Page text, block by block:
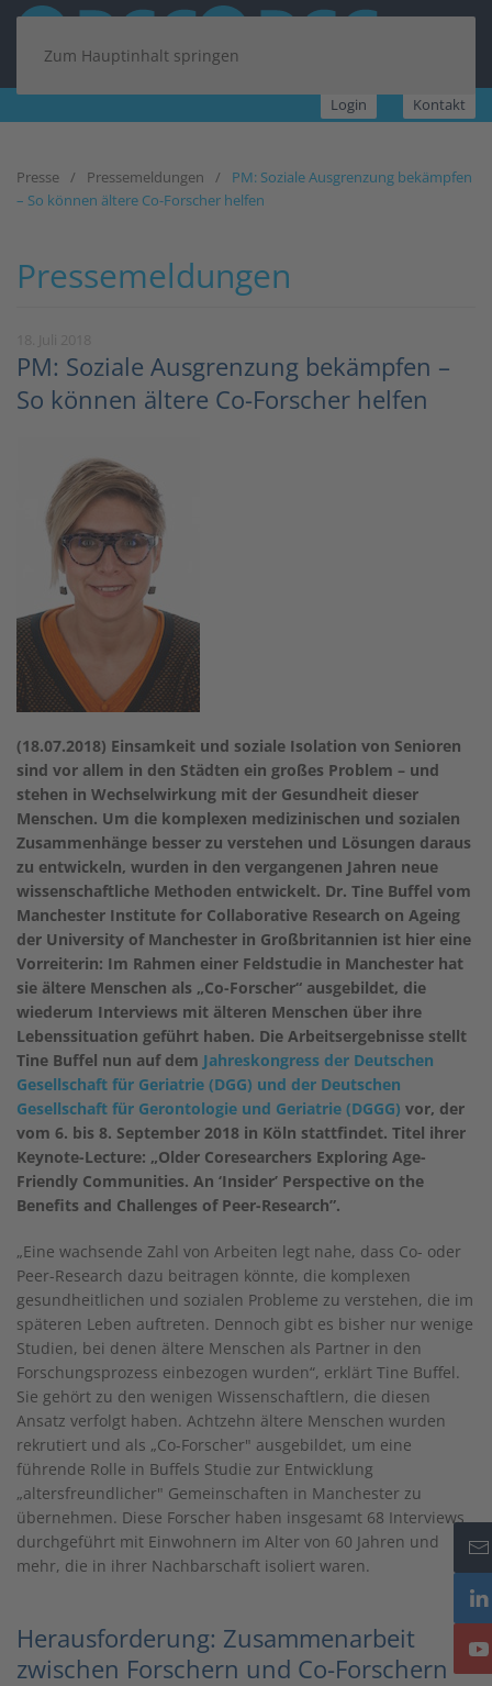
Zum Hauptinhalt springen
Login Kontakt
Presse Pressemeldungen
PM: Soziale Ausgrenzung bekämpfen
– So können ältere Co-Forscher helfen
Pressemeldungen
PM: Soziale Ausgrenzung bekämpfen –
So können ältere Co-Forscher helfen
(18.07.2018) Einsamkeit und soziale Isolation von Senioren
sind vor allem in den Städten ein großes Problem – und
stehen in Wechselwirkung mit der Gesundheit dieser
Menschen. Um die komplexen medizinischen und sozialen
Zusammenhänge besser zu verstehen und Lösungen daraus
zu entwickeln, wurden in den vergangenen Jahren neue
wissenschaftliche Methoden entwickelt. Dr. Tine Buffel vom
Manchester Institute for Collaborative Research on Ageing
der University of Manchester in Großbritannien ist hier eine
Vorreiterin: Im Rahmen einer Feldstudie in Manchester hat
sie ältere Menschen als „Co-Forscher“ ausgebildet, die
wiederum Interviews mit älteren Menschen über ihre
Lebenssituation geführt haben. Die Arbeitsergebnisse stellt
Tine Buffel nun auf dem Jahreskongress der Deutschen
Gesellschaft für Geriatrie (DGG) und der Deutschen
Gesellschaft für Gerontologie und Geriatrie (DGGG) vor, der
vom 6. bis 8. September 2018 in Köln stattfindet. Titel ihrer
Keynote-Lecture: „Older Coresearchers Exploring Age-
Friendly Communities. An ‘Insider’ Perspective on the
Benefits and Challenges of Peer-Research”.
„Eine wachsende Zahl von Arbeiten legt nahe, dass Co- oder
Peer-Research dazu beitragen könnte, die komplexen
gesundheitlichen und sozialen Probleme zu verstehen, die im
späteren Leben auftreten. Dennoch gibt es bisher nur wenige
Studien, bei denen ältere Menschen als Partner in den
Forschungsprozess einbezogen wurden“, erklärt Tine Buffel.
Sie gehört zu den wenigen Wissenschaftlern, die diesen
Ansatz verfolgt haben. Achtzehn ältere Menschen wurden
rekrutiert und als „Co-Forscher" ausgebildet, um eine
führende Rolle in Buffels Studie zur Entwicklung
„altersfreundlicher" Gemeinschaften in Manchester zu
übernehmen. Diese Forscher haben insgesamt 68 Interviews
durchgeführt mit Einwohnern im Alter von 60 Jahren und
mehr, die in ihrer Nachbarschaft isoliert waren.
Herausforderung: Zusammenarbeit
zwischen Forschern und Co-Forschern